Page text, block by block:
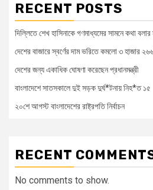
RECENT POSTS
দিল্লিতে শেখ হাসিনাকে গণমাধ্যমের সামনে কথা
দেশের বাজারে স্বর্ণের দাম ভরিতে কমলো ৩ হাজার
দেশের জন্য একাধিক ঘোষণা করেছেন প্রধানমন্ত্রী
বাংলাদেশে সাতসকালে দুই সড়ক দুর্ঘ*টনায় নিহ*ত ১৫
২০শে আগস্ট বাংলাদেশের রাষ্ট্রপতি নির্বাচন
RECENT
No comments to show.